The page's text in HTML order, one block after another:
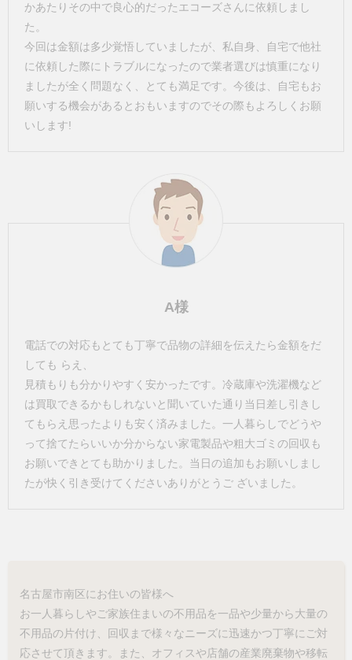
かあたりその中で良心的だったエコーズさんに依頼しまし
た。
今回は金額は多少覚悟していましたが、私自身、自宅で他社
に依頼した際にトラブルになったので業者選びは慎重になり
ましたが全く問題なく、とても満足です。今後は、自宅もお
願いする機会があるとおもいますのでその際もよろしくお願
いします!
A様
電話での対応もとても丁寧で品物の詳細を伝えたら金額をだ
しても らえ、
見積もりも分かりやすく安かったです。冷蔵庫や洗濯機など
は買取できるかもしれないと聞いていた通り当日差し引きし
てもらえ思ったよりも安く済みました。一人暮らしでどうや
って捨てたらいいか分からない家電製品や粗大ゴミの回収も
お願いできとても助かりました。当日の追加もお願いしまし
たが快く引き受けてくださいありがとうご ざいました。
名古屋市南区にお住いの皆様へ
お一人暮らしやご家族住まいの不用品を一品や少量から大量の
不用品の片付け、回収まで様々なニーズに迅速かつ丁寧にご対
応させて頂きます。また、オフィスや店舗の産業廃棄物や移転